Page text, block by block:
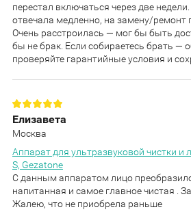
перестал включаться через две
отвечала медленно, на замену/ремонт
Очень расстроилась — мог бы быть
бы не брак. Если собираетесь брать —
проверяйте гарантийные условия и
Елизавета
Москва
Аппарат для ультразвуковой чистки и
S, Gezatone
С данным аппаратом лицо
напитанная и самое главное чистая .
Жалею, что не приобрела раньше